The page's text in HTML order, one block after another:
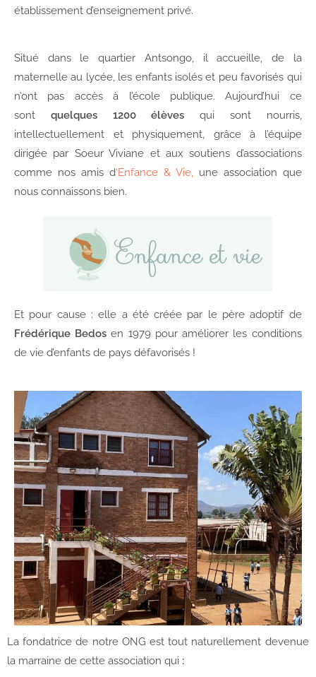
établissement d’enseignement privé.
Situé dans le quartier Antsongo, il accueille, de la
maternelle au lycée, les enfants isolés et peu favorisés qui
n’ont pas accès à l’école publique. Aujourd’hui ce
sont quelques 1200 élèves qui sont nourris,
intellectuellement et physiquement, grâce à l’équipe
dirigée par Soeur Viviane et aux soutiens d’associations
comme nos amis d‘Enfance & Vie,une association que
nous connaissons bien.
Et pour cause : elle a été créée par le père adoptif de
Frédérique Bedos en 1979 pour améliorer les conditions
de vie d’enfants de pays défavorisés !
La fondatrice de notre ONG est tout naturellement devenue
la marraine de cette association qui :